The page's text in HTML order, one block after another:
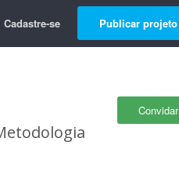
Cadastre-se Publicar projeto
Convidar